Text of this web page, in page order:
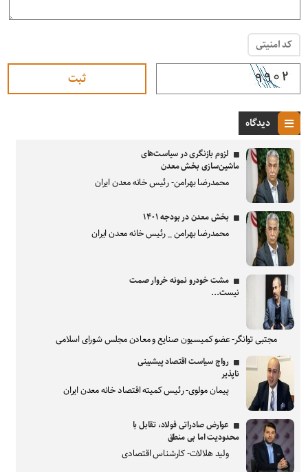
کد امنیتی
دیدگاه
لزوم بازنگری در سیاست‌های
ماشین‌سازی بخش معدن
محمدرضا بهرامن- رئیس خانه معدن ایران
بخش معدن در بودجه ۱۴۰۱
محمدرضا بهرامن _ رئیس خانه معدن ایران
مشت خودرو نمونه خروار صمت
نیست...
مجتبی توانگر- عضو کمیسیون صنایع و معادن مجلس شورای اسلامی
رواج سیاست اقتصاد پیشبینی
ناپذیر
پیمان مولوی- رئیس کمیته اقتصاد خانه معدن ایران
عوارض صادراتی فولاد، تقابل با
محدودیت اما بی منطق
ولید هلالات- کارشناس اقتصادی